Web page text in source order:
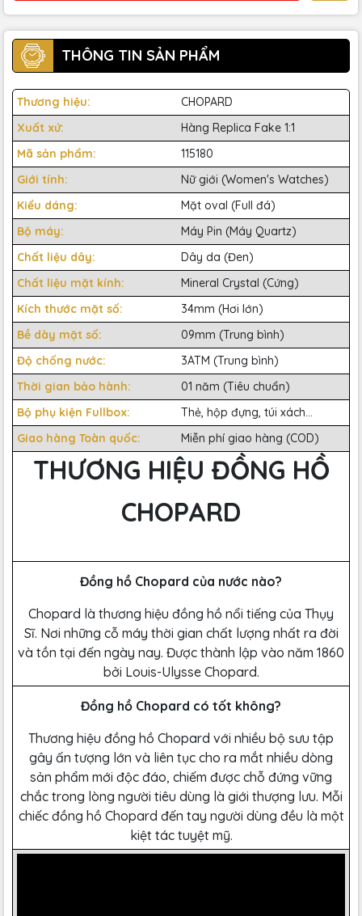
THÔNG TIN SẢN PHẨM
Thương hiệu:
CHOPARD
Xuất xứ:
Hàng Replica Fake 1:1
Mã sản phẩm:
115180
Giới tính:
Nữ giới (Women's Watches)
Kiểu dáng:
Mặt oval (Full đá)
Bộ máy:
Máy Pin (Máy Quartz)
Chất liệu dây:
Dây da (Đen)
Chất liệu mặt kính:
Mineral Crystal (Cứng)
Kích thước mặt số:
34mm (Hơi lớn)
Bề dày mặt số:
09mm (Trung bình)
Độ chống nước:
3ATM (Trung bình)
Thời gian bảo hành:
01 năm (Tiêu chuẩn)
Bộ phụ kiện Fullbox:
Thẻ, hộp đựng, túi xách...
Giao hàng Toàn quốc:
Miễn phí giao hàng (COD)
THƯƠNG HIỆU ĐỒNG HỒ
CHOPARD
Đồng hồ Chopard của nước nào?
Chopard là thương hiệu đồng hồ nổi tiếng của Thụy
Sĩ. Nơi những cỗ máy thời gian chất lượng nhất ra đời
và tồn tại đến ngày nay. Được thành lập vào năm 1860
bởi Louis-Ulysse Chopard.
Đồng hồ Chopard có tốt không?
Thương hiệu đồng hồ Chopard với nhiều bộ sưu tập
gây ấn tượng lớn và liên tục cho ra mắt nhiều dòng
sản phẩm mới độc đáo, chiếm được chỗ đứng vững
chắc trong lòng người tiêu dùng là giới thượng lưu. Mỗi
chiếc đồng hồ Chopard đến tay người dùng đều là một
kiệt tác tuyệt mỹ.